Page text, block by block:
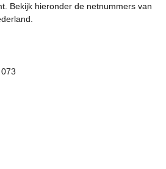
Bekijk hieronder de netnummers van